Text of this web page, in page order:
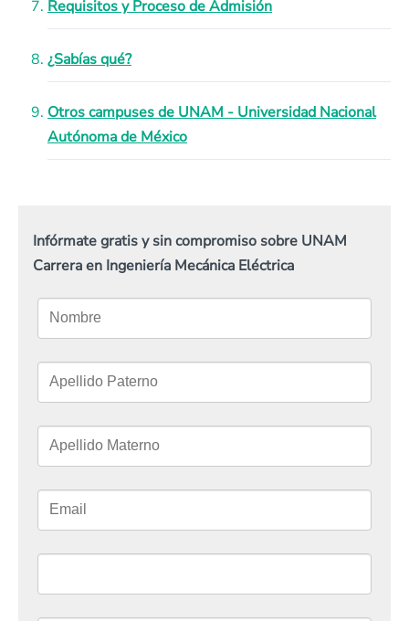
Requisitos y Proceso de Admisión
¿Sabías qué?
Otros campuses de UNAM - Universidad Nacional
Autónoma de México
Infórmate gratis y sin compromiso sobre UNAM
Carrera en Ingeniería Mecánica Eléctrica